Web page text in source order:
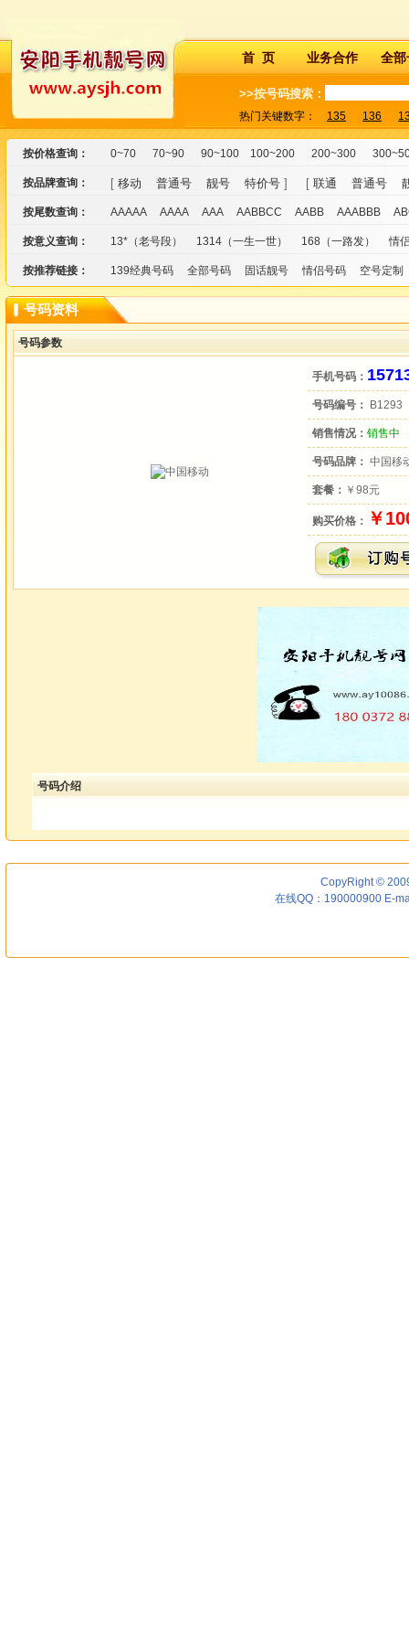
首 页 业务合作 全部
>>按号码搜索：
热门关键数字： 135 136
按价格查询： 0~70 70~90 90~100 100~200 200~300
按品牌查询： [ 移动 普通号 靓号 特价号 ] [ 联通 普通号
按尾数查询： AAAAA AAAA AAA AABBCC AABB AAABBB
按意义查询： 13*（老号段） 1314（一生一世） 168（一路发） 情
按推荐链接： 139经典号码 全部号码 固话靓号 情侣号码 空号定制
号码资料
号码参数
手机号码：
号码编号： B1293
销售情况： 销售中
号码品牌： 中国移
套餐： ￥98元
购买价格： ￥
号码介绍
CopyRight ©
在线QQ：190000900 E-